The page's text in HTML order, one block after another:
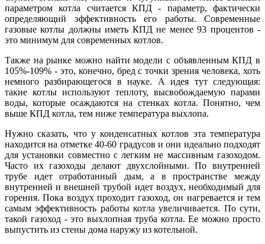
параметром котла считается КПД - параметр, фактически
определяющий эффективность его работы. Современные
газовые котлы должны иметь КПД не менее 93 процентов -
это минимум для современных котлов.
Также на рынке можно найти модели с объявленным КПД в
105%-109% - это, конечно, бред с точки зрения человека, хоть
немного разбирающегося в науке. А идея тут следующая:
такие котлы используют теплоту, высвобождаемую парами
воды, которые осаждаются на стенках котла. Понятно, чем
выше КПД котла, тем ниже температура выхлопа.
Нужно сказать, что у конденсатных котлов эта температура
находится на отметке 40-60 градусов и они идеально подходят
для установки совместно с легким не массивным газоходом.
Часто их газоходы делают двухслойными. По внутренней
трубе идет отработанный дым, а в пространстве между
внутренней и внешней трубой идет воздух, необходимый для
горения. Пока воздух проходит газоход, он нагревается и тем
самым эффективность работы котла увеличивается. По сути,
такой газоход - это выхлопная труба котла. Ее можно просто
выпустить из стены дома наружу из котельной.